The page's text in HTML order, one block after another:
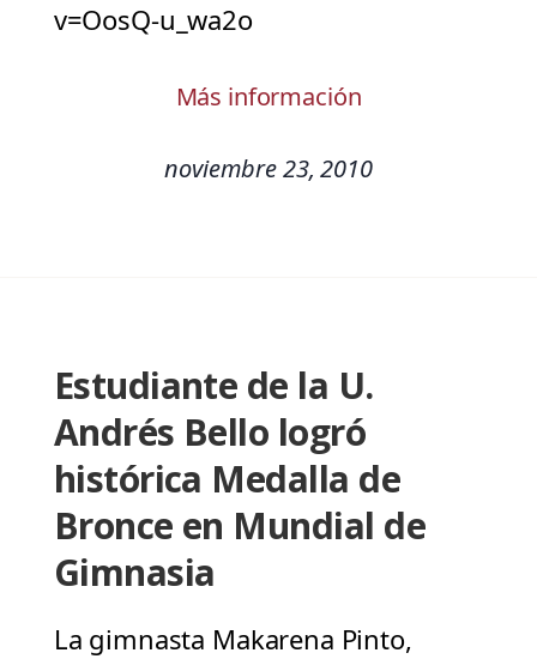
v=OosQ-u_wa2o
Más información
noviembre 23, 2010
Estudiante de la U.
Andrés Bello logró
histórica Medalla de
Bronce en Mundial de
Gimnasia
La gimnasta Makarena Pinto,